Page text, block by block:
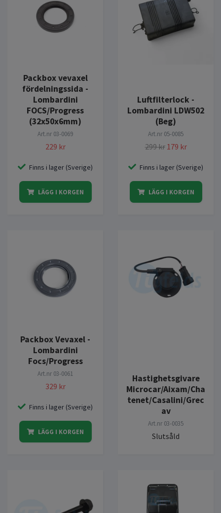
Packbox vevaxel
fördelningssida -
Lombardini
FOCS/Progress
(32x50x6mm)
Art.nr 03-0069
229 kr
Finns i lager (Sverige)
LÄGG I KORGEN
Luftfilterlock -
Lombardini LDW502
(Beg)
Art.nr 05-0085
299 kr 179 kr
Finns i lager (Sverige)
LÄGG I KORGEN
Packbox Vevaxel -
Lombardini
Focs/Progress
Art.nr 03-0061
329 kr
Finns i lager (Sverige)
LÄGG I KORGEN
Hastighetsgivare
Microcar/Aixam/Cha
tenet/Casalini/Grec
av
Art.nr 03-0035
Slutsåld